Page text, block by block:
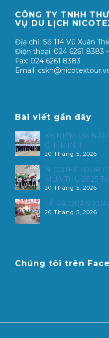
CÔNG TY TNHH
VỤ DU LỊCH
Địa chỉ: Số 114 Vũ Xuân
Điện thoại: 024 6261 8383 -
Fax: 024 6261 8383
Email:
Bài viết gần đây
KỶ NIỆM 136
CHÍ MINH
20 Tháng 5, 2026
NICOTEX TOUR
MÙA THU 2025
20 Tháng 5, 2026
LỄ RA QUÂN
20 Tháng 5, 2026
Chúng tôi trên